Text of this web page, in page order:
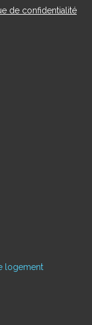
de confidentialité
logement